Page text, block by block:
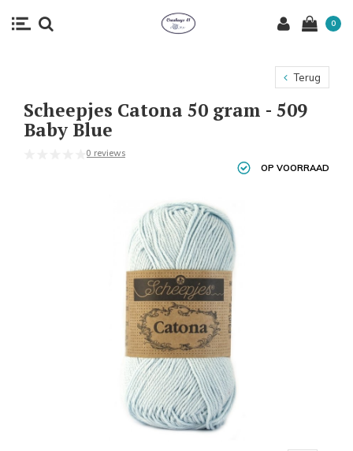
0
Terug
Scheepjes Catona 50 gram - 509
Baby Blue
0 reviews
OP VOORRAAD